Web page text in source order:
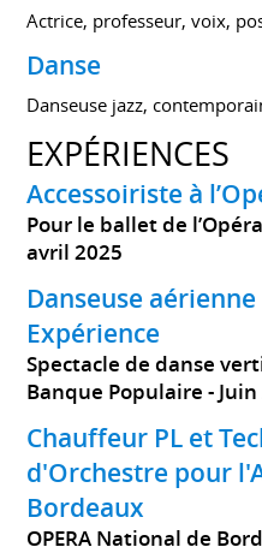
Actrice, professeur, voix,
Danse
Danseuse jazz,
EXPÉRIENCES
Accessoiriste à
Pour le ballet de
avril 2025
Danseuse
Expérience
Spectacle de danse
Banque Populaire
Chauffeur PL et
d'Orchestre pour
Bordeaux
OPERA National de